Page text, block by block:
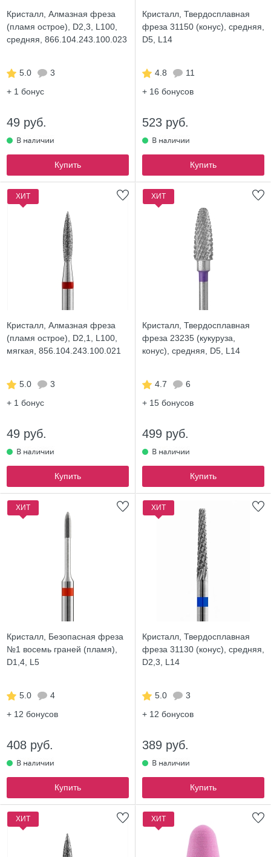
Кристалл, Алмазная фреза
(пламя острое), D2,3, L100,
средняя, 866.104.243.100.023
5.0
3
+ 1 бонус
49 руб.
Купить
Кристалл, Твердосплавная
фреза 31150 (конус), средняя,
D5, L14
4.8
11
+ 16 бонусов
523 руб.
Купить
ХИТ
Кристалл, Алмазная фреза
(пламя острое), D2,1, L100,
мягкая, 856.104.243.100.021
5.0
3
+ 1 бонус
49 руб.
Купить
ХИТ
Кристалл, Твердосплавная
фреза 23235 (кукуруза,
конус), средняя, D5, L14
4.7
6
+ 15 бонусов
499 руб.
Купить
ХИТ
Кристалл, Безопасная фреза
№1 восемь граней (пламя),
D1,4, L5
5.0
4
+ 12 бонусов
408 руб.
Купить
ХИТ
Кристалл, Твердосплавная
фреза 31130 (конус), средняя,
D2,3, L14
5.0
3
+ 12 бонусов
389 руб.
Купить
ХИТ ХИТ